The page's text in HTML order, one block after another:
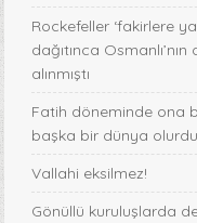
Rockefeller ‘fakirlere
dağıtınca
alınmıştı
Fatih döneminde ona
başka bir dünya olurdu
Vallahi eksilmez!
Gönüllü kuruluşlarda